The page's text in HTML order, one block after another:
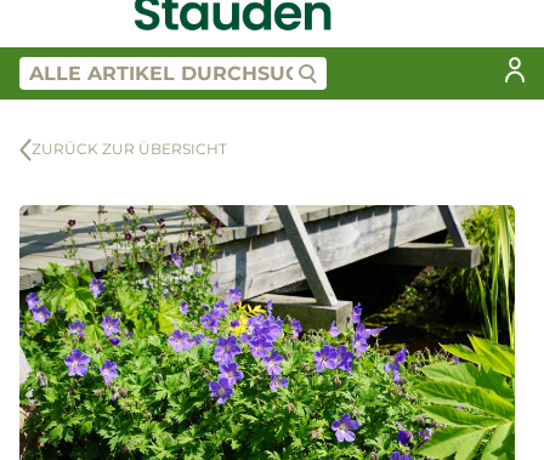
ZURÜCK ZUR ÜBERSICHT